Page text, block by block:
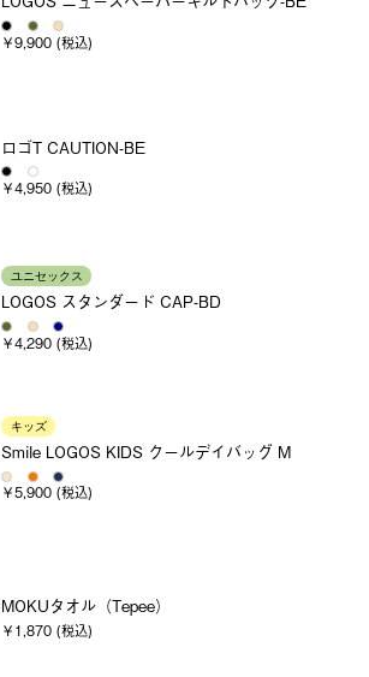
￥9,900 (税込)
ロゴT CAUTION-BE
￥4,950 (税込)
ユニセックス
LOGOS スタンダード CAP-BD
￥4,290 (税込)
キッズ
Smile LOGOS KIDS クールデイバッグ M
￥5,900 (税込)
MOKUタオル（Tepee）
￥1,870 (税込)